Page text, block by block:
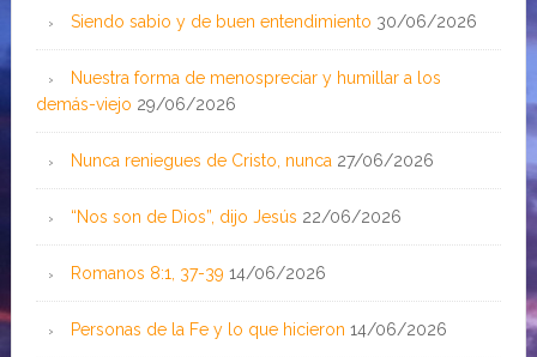
Siendo sabio y de buen entendimiento 30/06/2026
Nuestra forma de menospreciar y humillar a los
demás-viejo 29/06/2026
Nunca reniegues de Cristo, nunca 27/06/2026
“Nos son de Dios”, dijo Jesús 22/06/2026
Romanos 8:1, 37-39 14/06/2026
Personas de la Fe y lo que hicieron 14/06/2026